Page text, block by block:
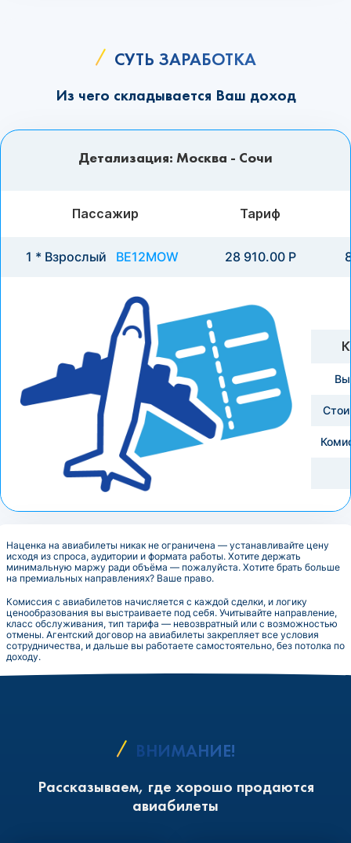
СУТЬ ЗАРАБОТКА
Из чего складывается Ваш доход
Детализация: Москва - Сочи
Пассажир Тариф
1 * Взрослый BE12MOW 28 910.00 Р
Наценка на авиабилеты никак не ограничена — устанавливайте цену
исходя из спроса, аудитории и формата работы. Хотите держать
минимальную маржу ради объёма — пожалуйста. Хотите брать больше
на премиальных направлениях? Ваше право.
Комиссия с авиабилетов начисляется с каждой сделки, и логику
ценообразования вы выстраиваете под себя. Учитывайте направление,
класс обслуживания, тип тарифа — невозвратный или с возможностью
отмены. Агентский договор на авиабилеты закрепляет все условия
сотрудничества, и дальше вы работаете самостоятельно, без потолка по
доходу.
ВНИМАНИЕ!
Рассказываем, где хорошо продаются
авиабилеты